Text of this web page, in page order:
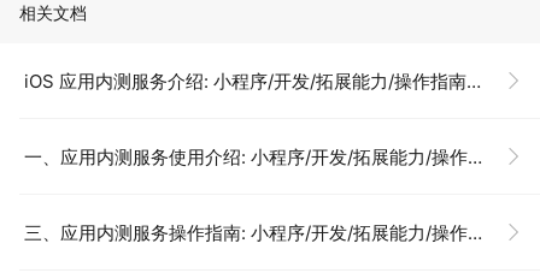
相关文档
iOS 应用内测服务介绍: 小程序/开发/拓展能力/操作指南/iOS 内测分发/内测分发服务介绍
一、应用内测服务使用介绍: 小程序/开发/拓展能力/操作指南/iOS 内测分发/内测分发服务介绍
三、应用内测服务操作指南: 小程序/开发/拓展能力/操作指南/iOS 内测分发/内测分发服务介绍